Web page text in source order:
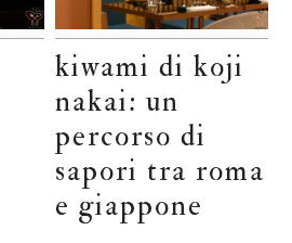
kiwami di koji
nakai: un
percorso di
sapori tra roma
e giappone